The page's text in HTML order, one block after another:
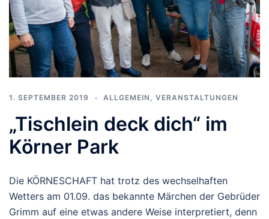
1. SEPTEMBER 2019 ALLGEMEIN , VERANSTALTUNGEN
„Tischlein deck dich“ im
Körner Park
Die KÖRNESCHAFT hat trotz des wechselhaften
Wetters am 01.09. das bekannte Märchen der Gebrüder
Grimm auf eine etwas andere Weise interpretiert, denn